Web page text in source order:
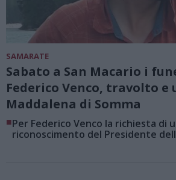
SAMARATE
Sabato a San Macario i
Federico Venco, travolto e
Maddalena di Somma
■Per Federico Venco la richiesta di
riconoscimento del Presidente